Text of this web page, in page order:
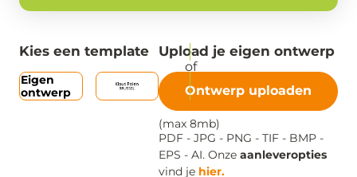
Kies een template
Eigen
ontwerp
Upload je eigen ontwerp
Ontwerp uploaden
(max 8mb)
PDF - JPG - PNG - TIF - BMP -
EPS - AI. Onze aanleveropties
vind je hier.